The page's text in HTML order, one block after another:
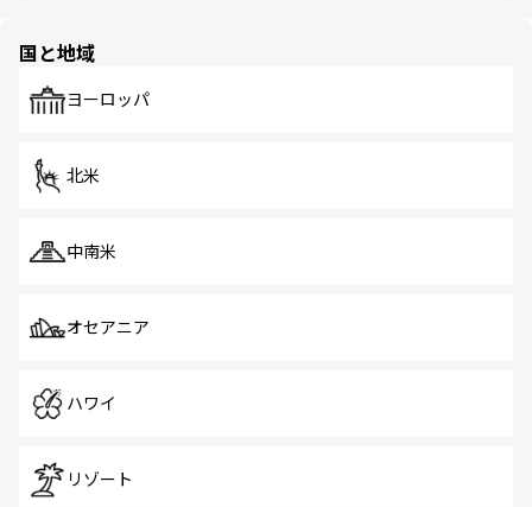
で、ホーカーズは地元の風情を楽しめる外せないスポット
国と地域
ヨーロッパ
北米
中南米
オセアニア
ハワイ
リゾート